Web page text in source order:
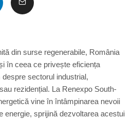
din surse regenerabile, România
în ceea ce privește eficiența
sectorul industrial,
rezidențial. La Renexpo South-
vine în întâmpinarea nevoii
energie, sprijină dezvoltarea acestui